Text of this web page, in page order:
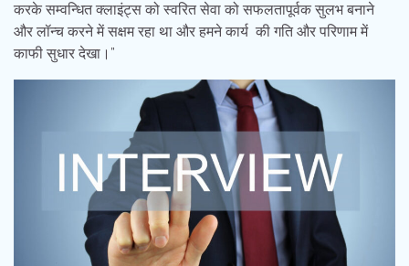
करके सम्वन्धित क्लाइंट्स को स्वरित सेवा को सफलतापूर्वक सुलभ बनाने
और लॉन्च करने में सक्षम रहा था और हमने कार्य की गति और परिणाम में
काफी सुधार देखा।”